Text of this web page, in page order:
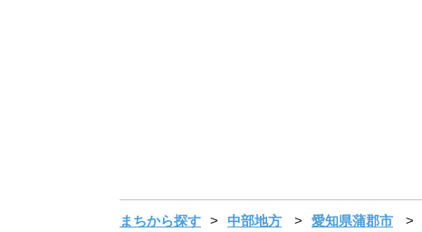
まちから探す 中部地方 愛知県蒲郡市